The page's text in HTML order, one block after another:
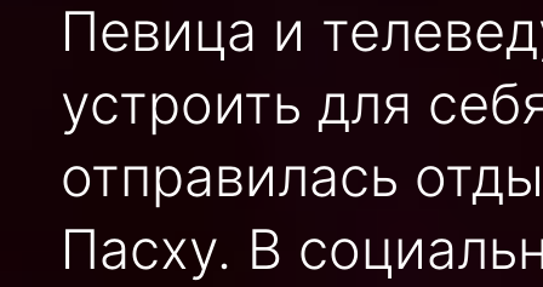
Певица и
устроить для
отправилась
Пасху. В